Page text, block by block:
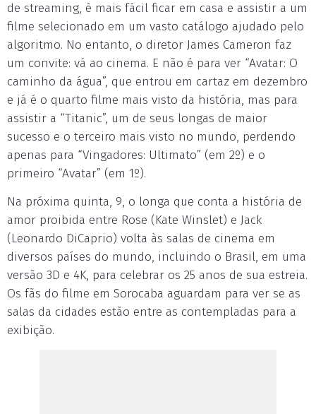
de streaming, é mais fácil ficar em casa e assistir a um
filme selecionado em um vasto catálogo ajudado pelo
algoritmo. No entanto, o diretor James Cameron faz
um convite: vá ao cinema. E não é para ver “Avatar: O
caminho da água”, que entrou em cartaz em dezembro
e já é o quarto filme mais visto da história, mas para
assistir a “Titanic”, um de seus longas de maior
sucesso e o terceiro mais visto no mundo, perdendo
apenas para “Vingadores: Ultimato” (em 2º) e o
primeiro “Avatar” (em 1º).
Na próxima quinta, 9, o longa que conta a história de
amor proibida entre Rose (Kate Winslet) e Jack
(Leonardo DiCaprio) volta às salas de cinema em
diversos países do mundo, incluindo o Brasil, em uma
versão 3D e 4K, para celebrar os 25 anos de sua estreia.
Os fãs do filme em Sorocaba aguardam para ver se as
salas da cidades estão entre as contempladas para a
exibição.